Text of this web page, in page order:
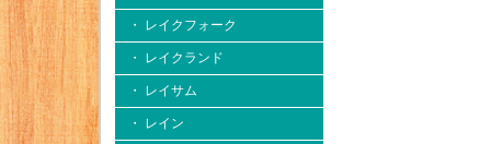
・ レイクフォーク
・ レイクランド
・ レイサム
・ レイン